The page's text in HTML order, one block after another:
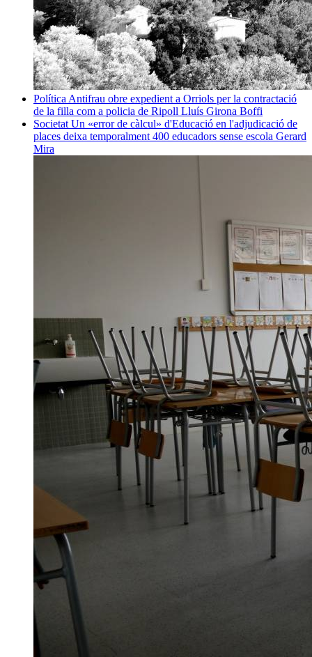
Política Antifrau obre expedient a Orriols per la contractació
de la filla com a policia de Ripoll Lluís Girona Boffi
Societat Un «error de càlcul» d'Educació en l'adjudicació de
places deixa temporalment 400 educadors sense escola Gerard
Mira